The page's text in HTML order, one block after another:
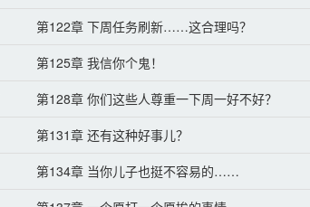
第122章 下周任务刷新……这合理吗？
第125章 我信你个鬼！
第128章 你们这些人尊重一下周一好不好？
第131章 还有这种好事儿？
第134章 当你儿子也挺不容易的……